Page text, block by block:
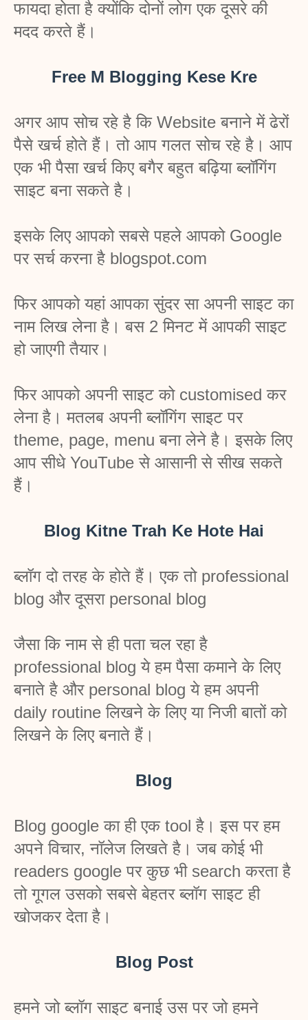
फायदा होता है क्योंकि दोनों लोग एक दूसरे की
मदद करते हैं।
Free M Blogging Kese Kre
अगर आप सोच रहे है कि Website बनाने में ढेरों
पैसे खर्च होते हैं। तो आप गलत सोच रहे है। आप
एक भी पैसा खर्च किए बगैर बहुत बढ़िया ब्लॉगिंग
साइट बना सकते है।
इसके लिए आपको सबसे पहले आपको Google
पर सर्च करना है blogspot.com
फिर आपको यहां आपका सुंदर सा अपनी साइट का
नाम लिख लेना है। बस 2 मिनट में आपकी साइट
हो जाएगी तैयार।
फिर आपको अपनी साइट को customised कर
लेना है। मतलब अपनी ब्लॉगिंग साइट पर
theme, page, menu बना लेने है। इसके लिए
आप सीधे YouTube से आसानी से सीख सकते
हैं।
Blog Kitne Trah Ke Hote Hai
ब्लॉग दो तरह के होते हैं। एक तो professional
blog और दूसरा personal blog
जैसा कि नाम से ही पता चल रहा है
professional blog ये हम पैसा कमाने के लिए
बनाते है और personal blog ये हम अपनी
daily routine लिखने के लिए या निजी बातों को
लिखने के लिए बनाते हैं।
Blog
Blog google का ही एक tool है। इस पर हम
अपने विचार, नॉलेज लिखते है। जब कोई भी
readers google पर कुछ भी search करता है
तो गूगल उसको सबसे बेहतर ब्लॉग साइट ही
खोजकर देता है।
Blog Post
हमने जो ब्लॉग साइट बनाई उस पर जो हमने